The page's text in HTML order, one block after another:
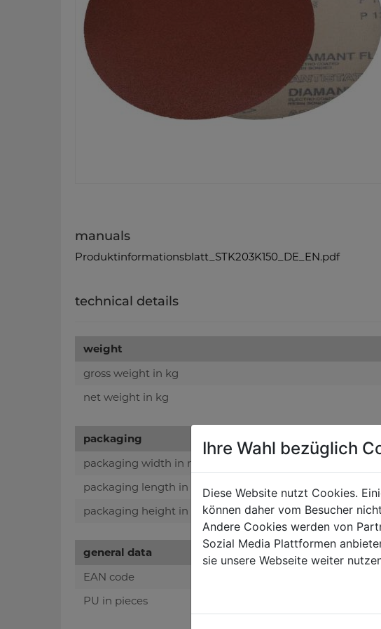
manuals
Produktinformationsblatt_STK203K150_DE_EN.pdf
technical details
weight
gross weight in kg
net weight in kg
packaging
packaging width in mm
packaging length in mm
packaging height in mm
general data
EAN code
PU in pieces
Ihre Wahl bezüglich
Diese Website nutzt Cookies.
können daher vom Besucher
Andere Cookies werden von
Sozial Media Plattformen
sie unsere Webseite weiter